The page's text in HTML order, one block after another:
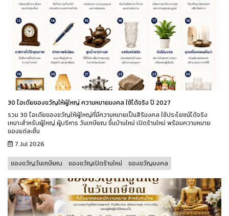
30 ไอเดียของขวัญให้ผู้ใหญ่ ความหมายมงคล ใช้ได้จริง ปี 2027
รวม 30 ไอเดียของขวัญให้ผู้ใหญ่ที่มีความหมายเป็นสิริมงคล ใช้ประโยชน์ได้จริง
เหมาะสำหรับผู้ใหญ่ ผู้บริหาร วันเกษียณ ขึ้นบ้านใหม่ เปิดร้านใหม่ พร้อมความหมาย
ของแต่ละชิ้น
7 Jul 2026
ของขวัญวันเกษียณ ของขวัญเปิดร้านใหม่ ของขวัญมงคล